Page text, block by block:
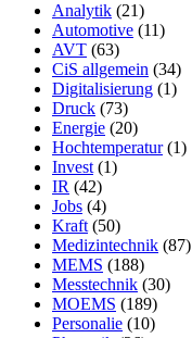
Analytik (21)
Automotive (11)
AVT (63)
CiS allgemein (34)
Digitalisierung (1)
Druck (73)
Energie (20)
Hochtemperatur(1)
Invest(1)
IR (42)
Jobs (4)
Kraft(50)
Medizintechnik (87)
MEMS (188)
Messtechnik (30)
MOEMS (189)
Personalie (10)